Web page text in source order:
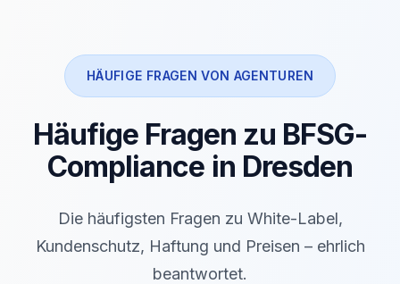
HÄUFIGE FRAGEN VON AGENTUREN
Häufige Fragen zu BFSG-
Compliance in Dresden
Die häufigsten Fragen zu White-Label,
Kundenschutz, Haftung und Preisen – ehrlich
beantwortet.